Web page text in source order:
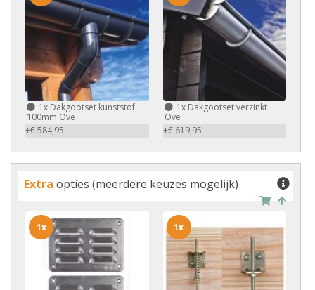
1x Dakgootset kunststof
100mm Ove
+€ 584,95
1xDakgootset verzinkt
Ove
+€ 619,95
Extra opties (meerdere keuzes mogelijk)
1x 1x